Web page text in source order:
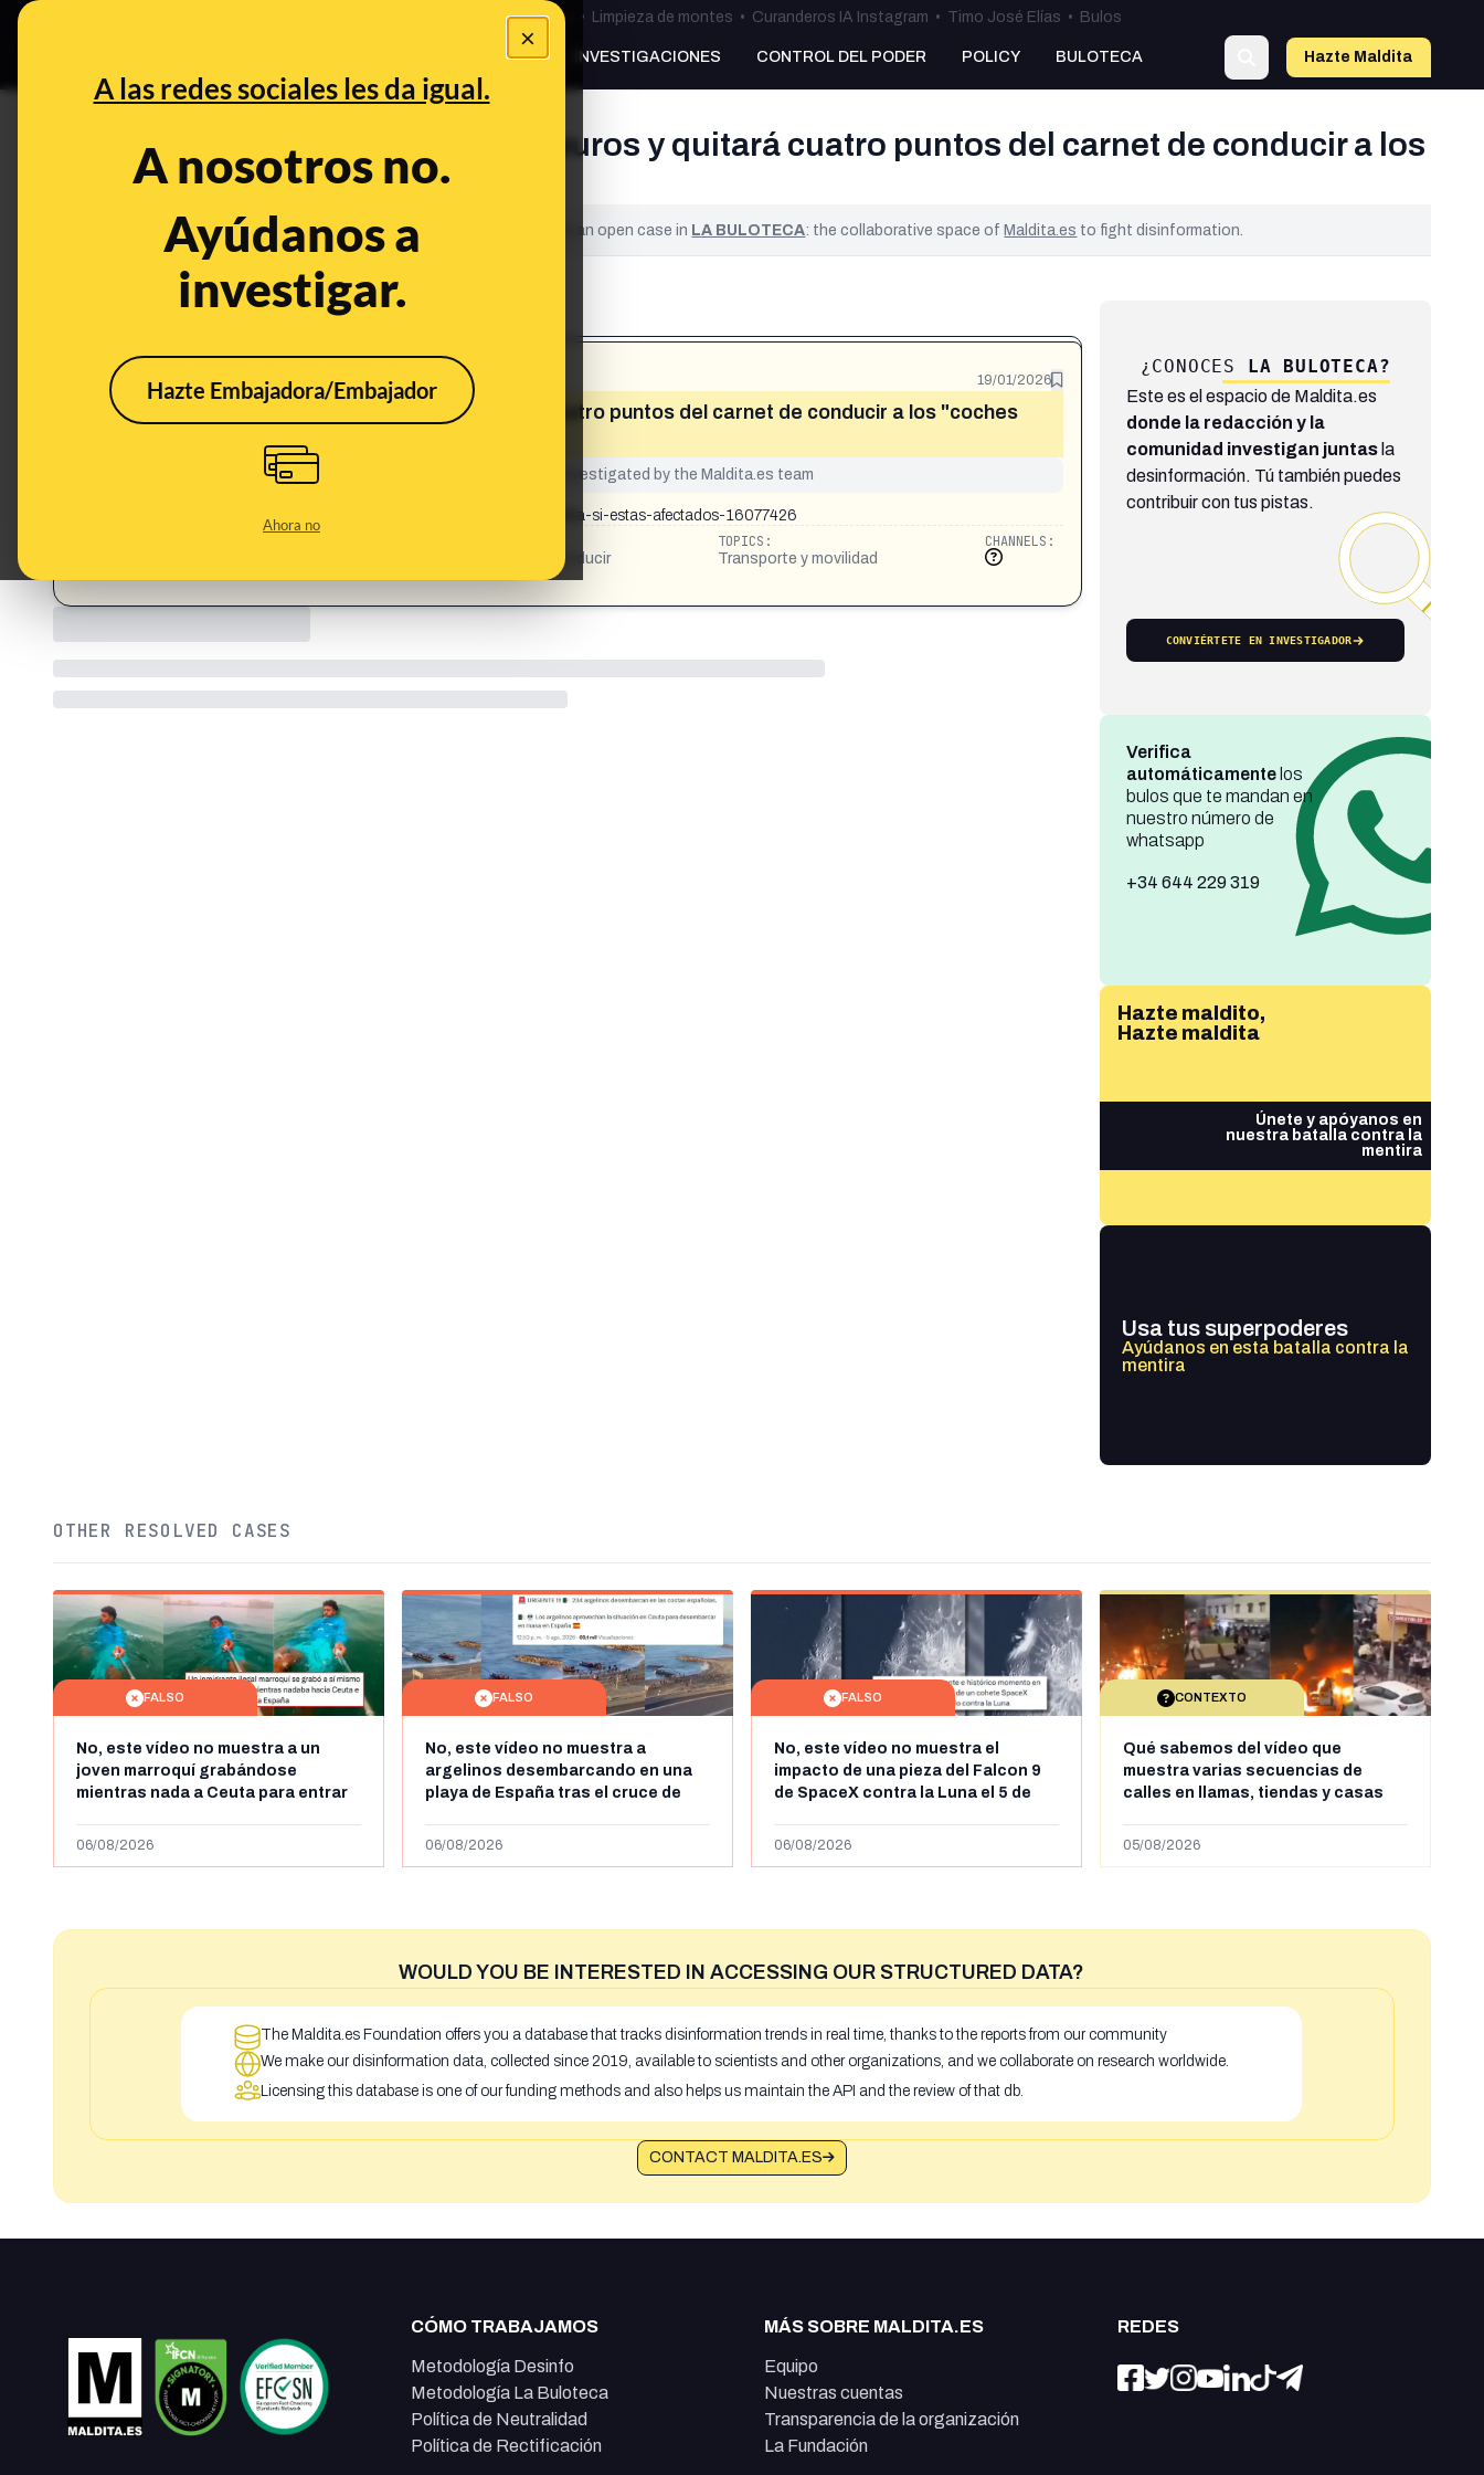
×
A las redes sociales les da igual.
A nosotros no.
Ayúdanos a
investigar.
Hazte Embajadora/Embajador
Ahora no
Bulos Ceuta • Limpieza de montes • Curanderos IA Instagram • Timo José Elías • Bulos
PREBUNKING INVESTIGACIONES CONTROL DEL PODER POLICY BULOTECA Hazte Maldita
¿La DGT impondrá multa de 200 euros y quitará cuatro puntos del carnet de conducir a los
"coches chicle"?
This content has NOT yet been verified. It is an open case in LA BULOTECA: the collaborative space ofMaldita.es to fight disinformation.
What's being said: 19/01/2026
«La DGT impondrá multa de 200 euros y quitará cuatro puntos del carnet de conducir a los "coches
This content has not yet been investigated by the Maldita.es team
https://okdiario.com/motor/dgt-va-ir-coches-chicle-ya-oficial-comprueba-si-estas-afectados-16077426
Dirección General de Tráfico (DGT) · coches · multas · permiso de conducir
TOPICS:
Transporte y movilidad
CHANNELS:
¿CONOCES LA BULOTECA?
Este es el espacio de Maldita.es
donde la redacción y la
comunidad investigan juntasla
desinformación. Tú también puedes
contribuir con tus pistas.
CONVIÉRTETE EN INVESTIGADOR
Verifica
automáticamentelos
bulos que te mandan en
nuestro número de
whatsapp
+34 644 229 319
Hazte maldito,
Hazte maldita
Únete y apóyanos en
nuestra batalla contra la
mentira
Usa tus superpoderes
Ayúdanos en esta batalla contra la
mentira
OTHER RESOLVED CASES
FALSO
No, este vídeo no muestra a un
joven marroquí grabándose
mientras nada a Ceuta para entrar
más de 450km de Ceuta y el autor lo
06/08/2026
FALSO
No, este vídeo no muestra a
argelinos desembarcando en una
playa de España tras el cruce de
de julio de 2026: son imágenes de
06/08/2026
FALSO
No, este vídeo no muestra el
impacto de una pieza del Falcon 9
de SpaceX contra la Luna el 5 de
menos abril de 2026
06/08/2026
CONTEXTO
Qué sabemos del vídeo que
muestra varias secuencias de
calles en llamas, tiendas y casas
supuestamente en España tras la
05/08/2026
WOULD YOU BE INTERESTED IN ACCESSING OUR STRUCTURED DATA?
The Maldita.es Foundation offers you a database that tracks disinformation trends in real time, thanks to the reports from our community
We make our disinformation data, collected since 2019, available to scientists and other organizations, and we collaborate on research worldwide.
Licensing this database is one of our funding methods and also helps us maintain the API and the review of that db.
CONTACT MALDITA.ES
CÓMO TRABAJAMOS
Metodología Desinfo
Metodología La Buloteca
Política de Neutralidad
Política de Rectificación
MÁS SOBRE MALDITA.ES
Equipo
Nuestras cuentas
Transparencia de la organización
La Fundación
REDES